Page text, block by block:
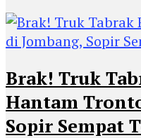
Brak! Truk
Hantam
Sopir Sempat